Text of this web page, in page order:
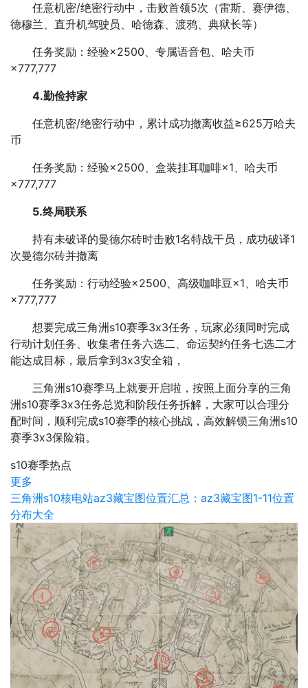
任意机密/绝密行动中，击败首领5次（雷斯、赛伊德、
德穆兰、直升机驾驶员、哈德森、渡鸦、典狱长等）
任务奖励：经验×2500、专属语音包、哈夫币
×777,777
4.勤俭持家
任意机密/绝密行动中，累计成功撤离收益≥625万哈夫
币
任务奖励：经验×2500、盒装挂耳咖啡×1、哈夫币
×777,777
5.终局联系
持有未破译的曼德尔砖时击败1名特战干员，成功破译1
次曼德尔砖并撤离
任务奖励：行动经验×2500、高级咖啡豆×1、哈夫币
×777,777
想要完成三角洲s10赛季3x3任务，玩家必须同时完成
行动计划任务、收集者任务六选二、命运契约任务七选二才
能达成目标，最后拿到3x3安全箱，
三角洲s10赛季马上就要开启啦，按照上面分享的三角
洲s10赛季3x3任务总览和阶段任务拆解，大家可以合理分
配时间，顺利完成s10赛季的核心挑战，高效解锁三角洲s10
赛季3x3保险箱。
s10赛季热点
更多
三角洲s10核电站az3藏宝图位置汇总：az3藏宝图1-11位置
分布大全